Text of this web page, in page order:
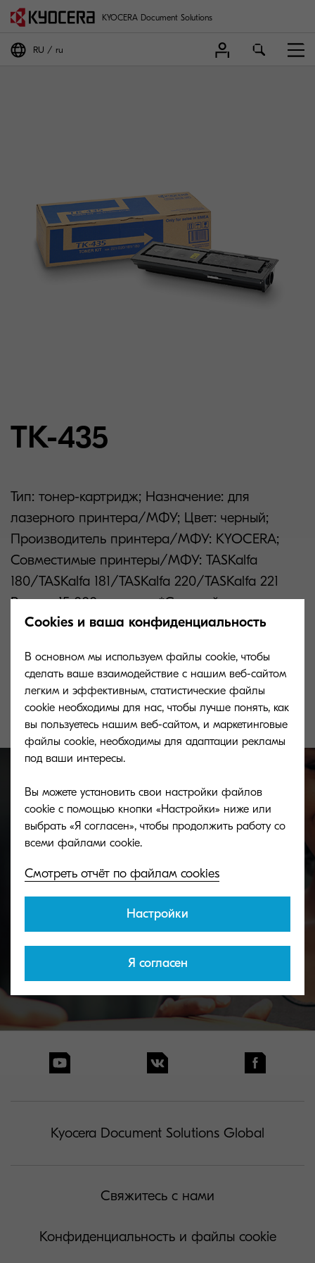
KYOCERA Document Solutions
RU ru
TK-435
Тип: тонер-картридж; Назначение: для
лазерного принтера/МФУ; Цвет: черный;
Производитель принтера/МФУ: KYOCERA;
Совместимые принтеры/МФУ: TASKalfa
180/TASKalfa 181/TASKalfa 220/TASKalfa 221
Ресурс: 15 000 страниц; *Средний расход
тонера в соответствии с ISO/IEC 19752 при
*Рекомендованная розничная цена: 7 670,40 ₽
Toner take-back service
KYOCERA's toner recycling programme allows
organisations to return toners in a variety of ways.
Kyocera Document Solutions Global
Свяжитесь с нами
Конфиденциальность и файлы cookie
Cookies и ваша конфиденциальность
В основном мы используем файлы cookie, чтобы
сделать ваше взаимодействие с нашим веб-сайтом
легким и эффективным, статистические файлы
cookie необходимы для нас, чтобы лучше понять, как
вы пользуетесь нашим веб-сайтом, и маркетинговые
файлы cookie, необходимы для адаптации рекламы
под ваши интересы.
Вы можете установить свои настройки файлов
cookie с помощью кнопки «Настройки» ниже или
выбрать «Я согласен», чтобы продолжить работу со
Смотреть отчёт по файлам cookies
Настройки
Я согласен